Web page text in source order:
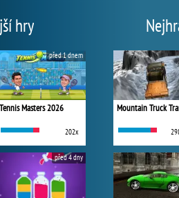
hry
Tennis Masters 2026
202x
před 1 dnem
před 4 dny
Mountain Truck